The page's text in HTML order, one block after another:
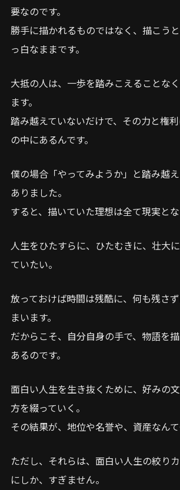
要なのです。
勝手に描かれるものではなく、描こう
っ白なままです。
大抵の人は、一歩を踏みこえることな
ます。
踏み越えていないだけで、その力と権
の中にあるんです。
僕の場合「やってみようか」と踏み越
ありました。
すると、描いていた理想は全て現実とな
人生をひたすらに、ひたむきに、壮大
ていたい。
放っておけば時間は残酷に、何も残さ
まいます。
だからこそ、自分自身の手で、物語を
あるのです。
面白い人生を生き抜くために、好みの
方を綴っていく。
その結果が、地位や名誉や、資産なんて
ただし、それらは、面白い人生の絞り
にしか、すぎません。